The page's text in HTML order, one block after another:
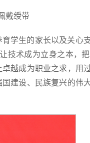
戴绶带
学生的家长以及关心
技术成为立身之本，
越成为职业之求，用
建设、民族复兴的伟